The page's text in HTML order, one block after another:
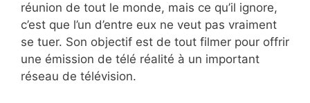
réunion de tout le monde, mais ce qu’il ignore,
c’est que l’un d’entre eux ne veut pas vraiment
se tuer. Son objectif est de tout filmer pour offrir
une émission de télé réalité à un important
réseau de télévision.